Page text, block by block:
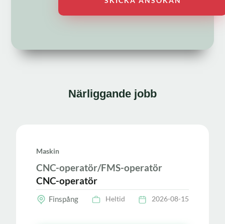
Närliggande jobb
Maskin
CNC-operatör/FMS-operatör
CNC-operatör
Finspång Heltid 2026-08-15